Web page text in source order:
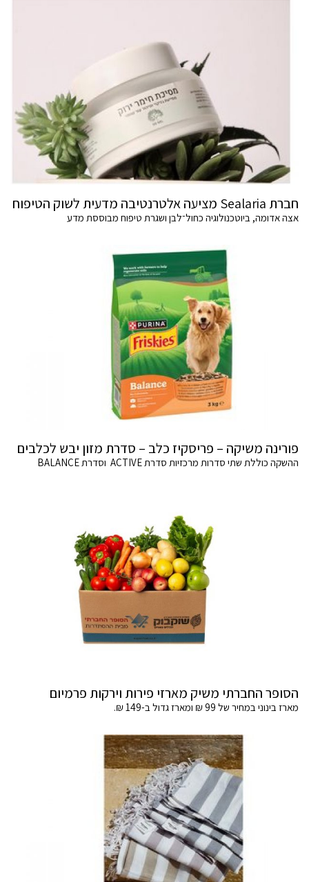
חברת Sealaria מציעה אלטרנטיבה מדעית לשוק הטיפוח
אצה אדומה, ביוטכנולוגיה כחול־לבן ושגרת טיפוח מבוססת מדע
פורינה משיקה – פריסקיז כלב – סדרת מזון יבש לכלבים
ההשקה כוללת שתי סדרות מרכזיות סדרת ACTIVE וסדרת BALANCE
הסופר החברתי משיק מארזי פירות וירקות פרמיום
מארז בינוני במחיר של 99 ₪ ומארז גדול ב-149 ₪.